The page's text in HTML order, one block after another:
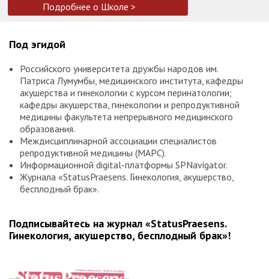
Подробнее о Школе >
Под эгидой
Российского университета дружбы народов им.
Патриса Лумумбы, медицинского института, кафедры
акушерства и гинекологии с курсом перинатологии;
кафедры акушерства, гинекологии и репродуктивной
медицины факультета непрерывного медицинского
образования.
Междисциплинарной ассоциации специалистов
репродуктивной медицины (МАРС).
Информационной digital-платформы SPNavigator.
Журнала «StatusPraesens. Гинекология, акушерство,
бесплодный брак».
Подписывайтесь на журнал «StatusPraesens.
Гинекология, акушерство, бесплодный брак»!